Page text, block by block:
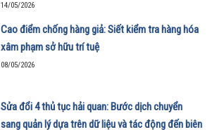
14/05/2026
Cao điểm chống hàng giả: Siết kiểm tra hàng hóa
xâm phạm sở hữu trí tuệ
08/05/2026
Sửa đổi 4 thủ tục hải quan: Bước dịch chuyển
sang quản lý dựa trên dữ liệu và tác động đến biên